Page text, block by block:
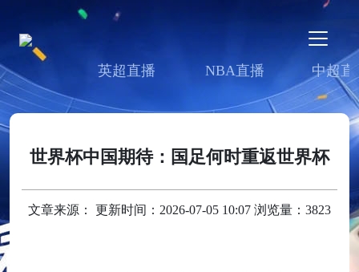
英超直播 NBA直播 中超直
世界杯中国期待：国足何时重返世界杯
文章来源： 更新时间：2026-07-05 10:07 浏览量：3823